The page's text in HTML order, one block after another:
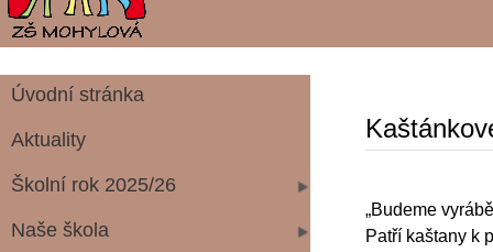
Úvodní stránka
Aktuality
Školní rok 2025/26
Naše škola
„Budeme
Patří kaštany k